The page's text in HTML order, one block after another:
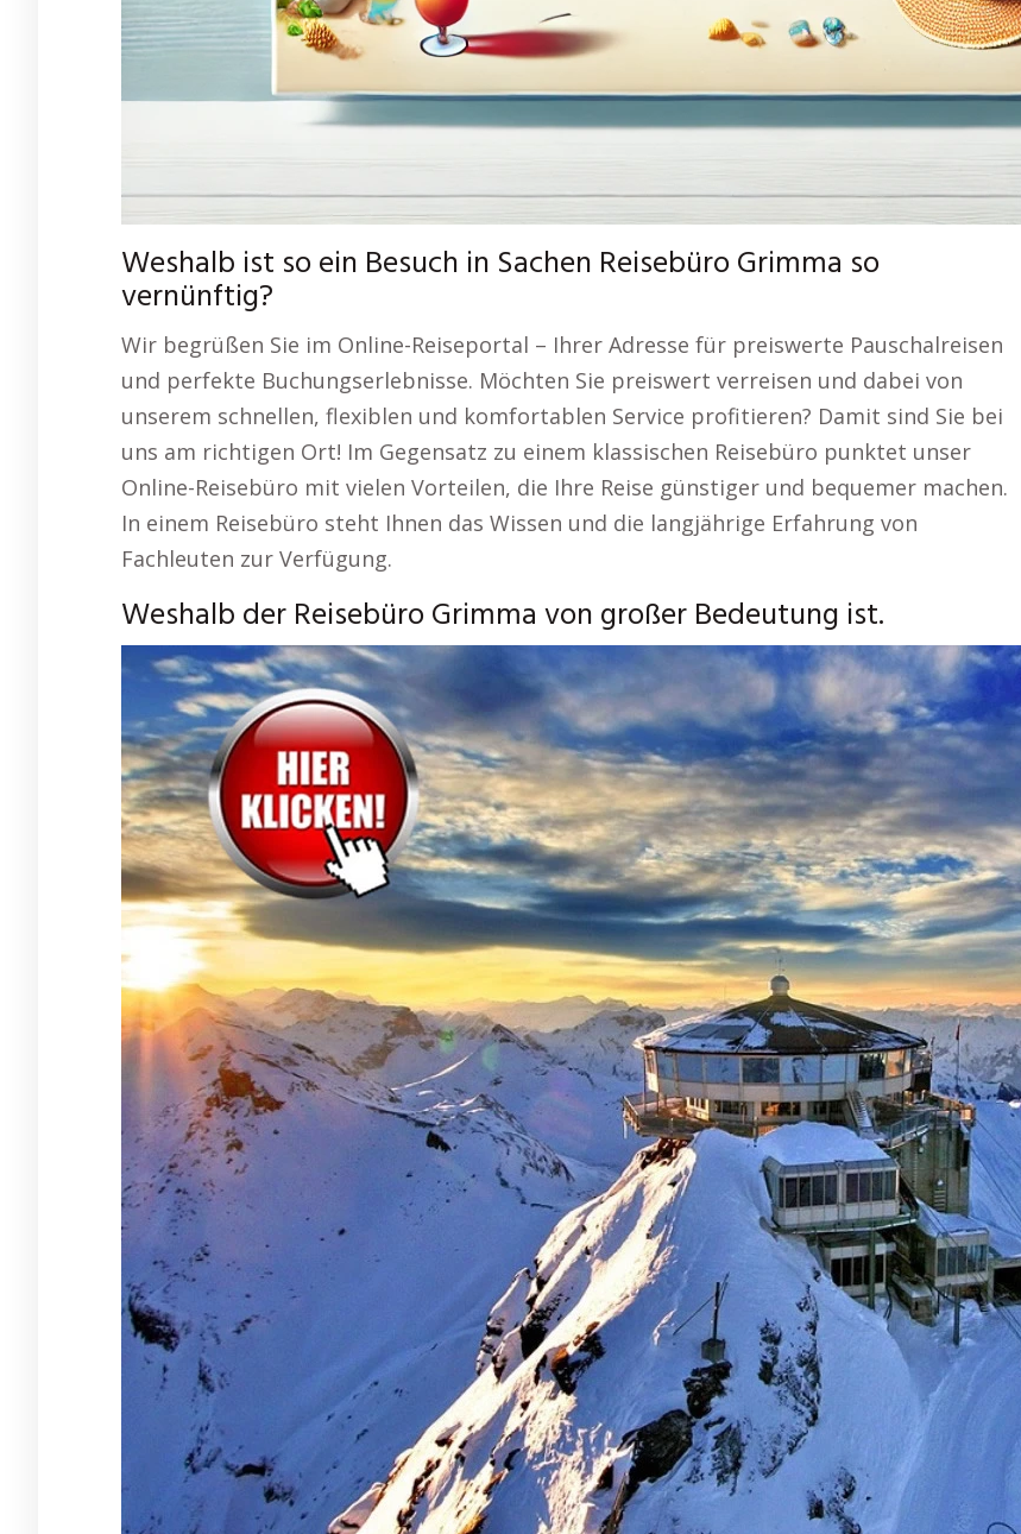
Weshalb ist so ein Besuch in Sachen Reisebüro Grimma so
vernünftig?
Wir begrüßen Sie im Online-Reiseportal – Ihrer Adresse für preiswerte Pauschalreisen
und perfekte Buchungserlebnisse. Möchten Sie preiswert verreisen und dabei von
unserem schnellen, flexiblen und komfortablen Service profitieren? Damit sind Sie bei
uns am richtigen Ort! Im Gegensatz zu einem klassischen Reisebüro punktet unser
Online-Reisebüro mit vielen Vorteilen, die Ihre Reise günstiger und bequemer machen.
In einem Reisebüro steht Ihnen das Wissen und die langjährige Erfahrung von
Fachleuten zur Verfügung.
Weshalb der Reisebüro Grimma von großer Bedeutung ist.